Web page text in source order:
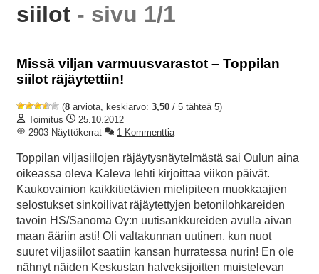
siilot - sivu 1/1
Missä viljan varmuusvarastot – Toppilan
siilot räjäytettiin!
(8 arviota, keskiarvo: 3,50 / 5 tähteä 5)
Toimitus
25.10.2012
2903 Näyttökerrat
1 Kommenttia
Toppilan viljasiilojen räjäytysnäytelmästä sai Oulun aina
oikeassa oleva Kaleva lehti kirjoittaa viikon päivät.
Kaukovainion kaikkitietävien mielipiteen muokkaajien
selostukset sinkoilivat räjäytettyjen betonilohkareiden
tavoin HS/Sanoma Oy:n uutisankkureiden avulla aivan
maan ääriin asti! Oli valtakunnan uutinen, kun nuot
suuret viljasiilot saatiin kansan hurratessa nurin! En ole
nähnyt näiden Keskustan halveksijoitten muistelevan